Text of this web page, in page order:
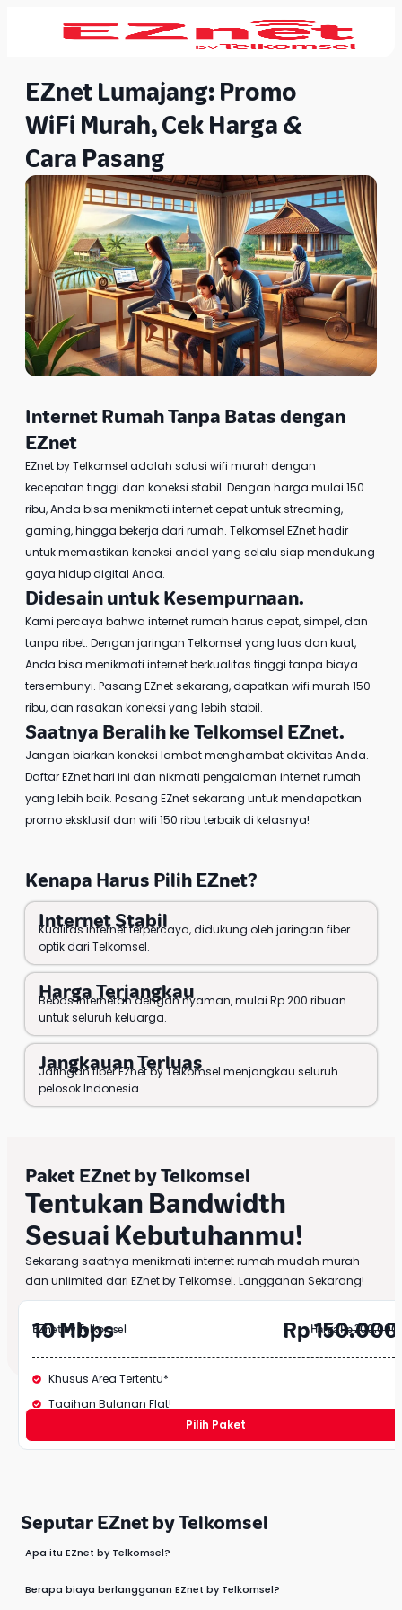
EZnet Lumajang: Promo
WiFi Murah, Cek Harga &
Cara Pasang
Internet Rumah Tanpa Batas dengan
EZnet
EZnet by Telkomsel adalah solusi wifi murah dengan
kecepatan tinggi dan koneksi stabil. Dengan harga mulai 150
ribu, Anda bisa menikmati internet cepat untuk streaming,
gaming, hingga bekerja dari rumah. Telkomsel EZnet hadir
untuk memastikan koneksi andal yang selalu siap mendukung
gaya hidup digital Anda.
Didesain untuk Kesempurnaan.
Kami percaya bahwa internet rumah harus cepat, simpel, dan
tanpa ribet. Dengan jaringan Telkomsel yang luas dan kuat,
Anda bisa menikmati internet berkualitas tinggi tanpa biaya
tersembunyi. Pasang EZnet sekarang, dapatkan wifi murah 150
ribu, dan rasakan koneksi yang lebih stabil.
Saatnya Beralih ke Telkomsel EZnet.
Jangan biarkan koneksi lambat menghambat aktivitas Anda.
Daftar EZnethari ini dan nikmati pengalaman internet rumah
yang lebih baik. Pasang EZnetsekarang untuk mendapatkan
promo eksklusif dan wifi 150 ribu terbaik di kelasnya!
Kenapa Harus Pilih EZnet?
Internet Stabil
Kualitas internet terpercaya, didukung oleh jaringan fiber
optik dari Telkomsel.
Harga Terjangkau
Bebas internetan dengan nyaman, mulai Rp 200 ribuan
untuk seluruh keluarga.
Jangkauan Terluas
Jaringan fiber EZnet by Telkomsel menjangkau seluruh
pelosok Indonesia.
Paket EZnet by Telkomsel
Tentukan Bandwidth
Sesuai Kebutuhanmu!
Sekarang saatnya menikmati internet rumah mudah murah
dan unlimited dari EZnet by Telkomsel. Langganan Sekarang!
EZnet by Telkomsel
10 Mbps HargaRp 200.000
Rp 150.000
Khusus Area Tertentu*
Tagihan Bulanan Flat!
Pilih Paket
Seputar EZnet by Telkomsel
Apa itu EZnet by Telkomsel?
Berapa biaya berlangganan EZnet by Telkomsel?